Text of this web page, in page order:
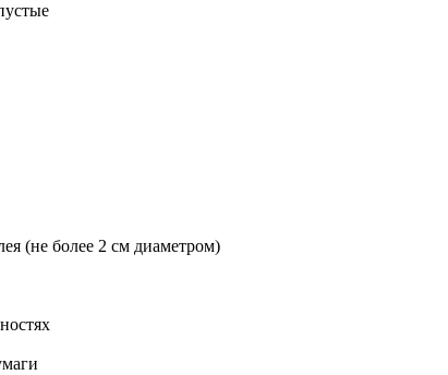
(не более 2 см диаметром)